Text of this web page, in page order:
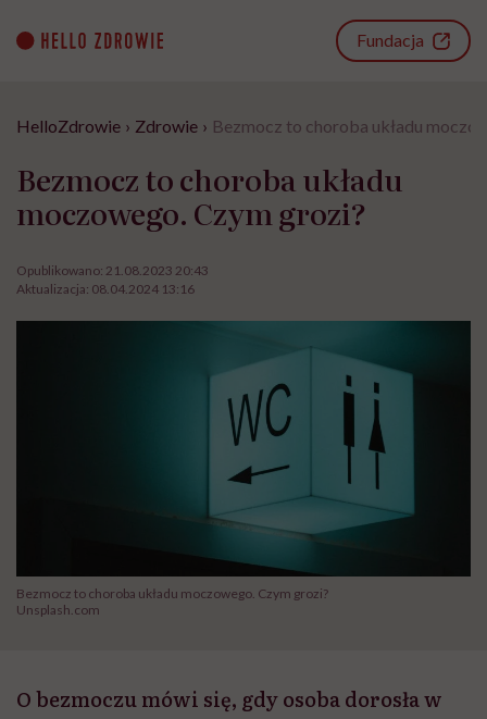
content
Fundacja
HelloZdrowie › Zdrowie › Bezmocz to choroba układu
Bezmocz to choroba układu
moczowego. Czym grozi?
Opublikowano: 21.08.2023 20:43
Aktualizacja: 08.04.2024 13:16
Bezmocz to choroba układu moczowego. Czym grozi?
Unsplash.com
O bezmoczu mówi się, gdy osoba dorosła w